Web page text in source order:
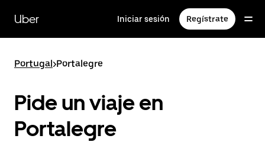
contenido
principal
Uber Iniciar sesión Regístrate
Portugal>Portalegre
Pide un viaje en
Portalegre